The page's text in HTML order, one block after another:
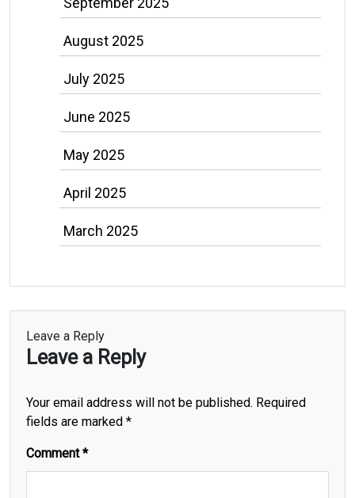
August 2025
July 2025
June 2025
May 2025
April 2025
March 2025
Leave a Reply
Leave a Reply
Your email address will not be published. Required
fields are marked *
Comment*